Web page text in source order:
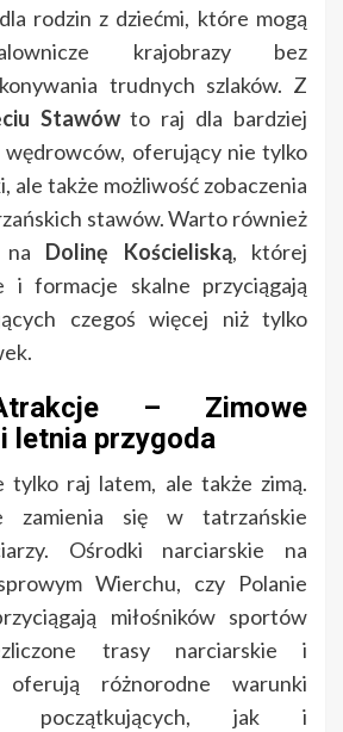
rodzin z dziećmi, które mogą
krajobrazy bez
trudnych szlaków. Z
Stawówto raj dla bardziej
wędrowców, oferujący nie tylko
ale także możliwość zobaczenia
stawów. Warto również
na Dolinę Kościeliską, której
i formacje skalne przyciągają
czegoś więcej niż tylko
– Zimowe
letnia przygoda
tylko raj latem, ale także zimą.
zamienia się w tatrzańskie
Ośrodki narciarskie na
Wierchu, czy Polanie
miłośników sportów
trasy narciarskie i
oferują różnorodne warunki
początkujących, jak i